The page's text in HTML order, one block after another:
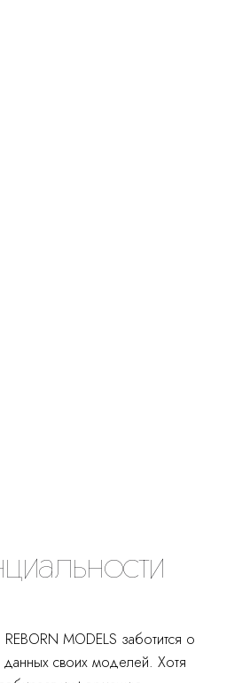
MODELS заботится о
своих моделей. Хотя